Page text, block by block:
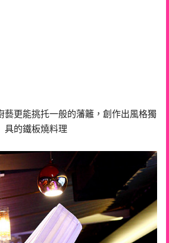
藝更能挑托一般的藩籬，創作出風格獨
具的鐵板燒料理